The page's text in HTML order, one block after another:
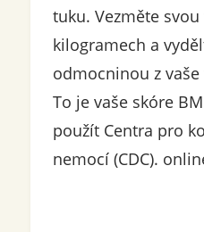
tuku. Vezměte svou
kilogramech a
odmocninou z
To je vaše skóre
použít Centra pro
nemocí (CDC).